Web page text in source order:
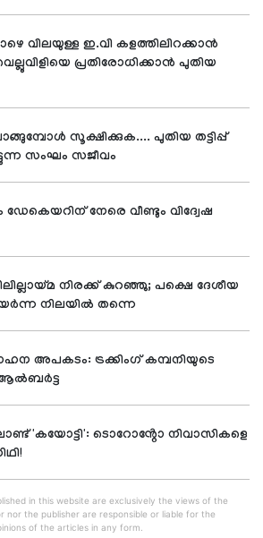
വിലയുള്ള ഇ.വി കളത്തിലിറക്കാൻ
പ്രതിരോധിക്കാൻ പുതിയ
സൂക്ഷിക്കുക.... പുതിയ തട്ടിപ്പ്
സംഘം സജീവം
നേരെ വീണ്ടും വിദ്വേഷ
നിരക്ക് കുറഞ്ഞു; പക്ഷെ ദേശീയ
നിലയിൽ തന്നെ
അപകടം: ട്രക്കിംഗ് കമ്പനിയുടെ
'കയോട്ടി': ടൊറോൻ്റോ നിവാസികളെ
in this website are exclusively the views of the
nor the publisher are responsible or liable for the
of the articles in any form.